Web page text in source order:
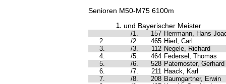
Senioren M50-M75 6100m
1. und Bayerischer Meister
/1. 157 Herrmann, Hans
2.
/2. 465 Hierl, Carl
3.
/3. 112 Negele, Richard
4.
/5. 464 Federsel, Thomas
5.
/6. 528 Paternoster, Gerhard
6.
/7. 211 Haack, Karl
7.
/8. 208 Baumgartner, Erwin